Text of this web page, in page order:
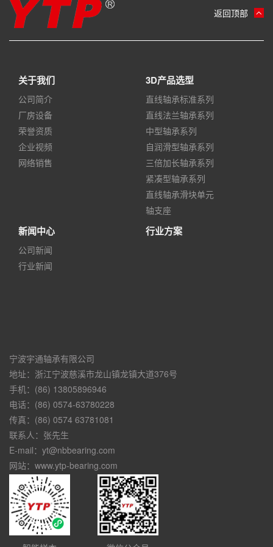
返回顶部
关于我们
公司简介
厂房设备
荣誉资质
企业视频
网络销售
3D产品选型
直线轴承标准系列
直线法兰轴承系列
中型轴承系列
自润滑型轴承系列
三倍加长轴承系列
紧凑型轴承系列
直线轴承滑块单元
轴支座
新闻中心
公司新闻
行业新闻
行业方案
宁波宇通轴承有限公司
地址：浙江宁波慈溪市龙山镇龙镇大道376号
手机：(86) 13805896946
电话：(86) 0574-63780228
传真：(86) 0574 63781081
联系人：张先生
E-mail：yt@nbbearing.com
网站：www.ytp-bearing.com